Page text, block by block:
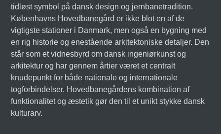
tidløst symbol på dansk design og jernbanetradition.
Københavns Hovedbanegård er ikke blot en af de
vigtigste stationer i Danmark, men også en bygning med
en rig historie og enestående arkitektoniske detaljer. Den
står som et vidnesbyrd om dansk ingeniørkunst og
arkitektur og har gennem årtier været et centralt
knudepunkt for både nationale og internationale
togforbindelser. Hovedbanegårdens kombination af
funktionalitet og æstetik gør den til et unikt stykke dansk
kulturarv.